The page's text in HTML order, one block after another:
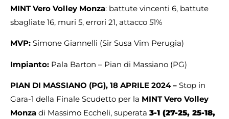
MINT Vero Volley Monza: battute vincenti 6, battute
sbagliate 16, muri 5, errori 21, attacco 51%
MVP: Simone Giannelli (Sir Susa Vim Perugia)
Impianto: Pala Barton – Pian di Massiano (PG)
PIAN DI MASSIANO (PG), 18 APRILE 2024 – Stop in
Gara-1 della Finale Scudetto per la MINT Vero Volley
Monza di Massimo Eccheli, superata 3-1 (27-25, 25-18,